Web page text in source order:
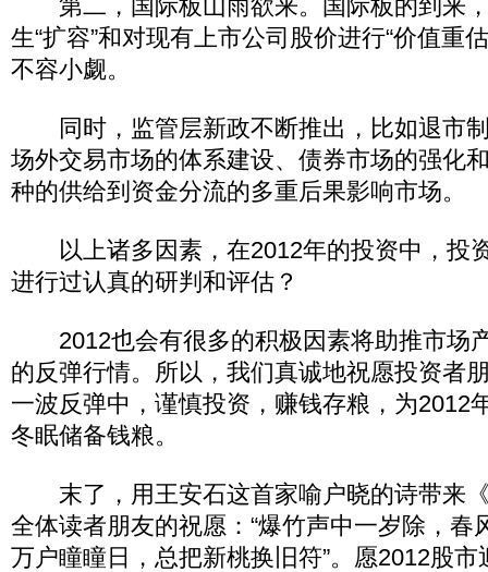
第二，国际板山雨欲来。国际板的到来
生“扩容”和对现有上市公司股价进行“价值重
不容小觑。
同时，监管层新政不断推出，比如退市
场外交易市场的体系建设、债券市场的强化
种的供给到资金分流的多重后果影响市场。
以上诸多因素，在2012年的投资中，投
进行过认真的研判和评估？
2012也会有很多的积极因素将助推市场
的反弹行情。所以，我们真诚地祝愿投资者
一波反弹中，谨慎投资，赚钱存粮，为2012
冬眠储备钱粮。
末了，用王安石这首家喻户晓的诗带来
全体读者朋友的祝愿：“爆竹声中一岁除，春
万户瞳瞳日，总把新桃换旧符”。愿2012股市